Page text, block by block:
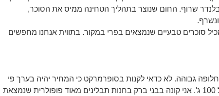
שרוף. החום שנוצר בתהליך הטחינה ממיס את הסוכר,
סוכרים טבעיים שנמצאים בפרי במקור. בתווית אנחנו מחפשים
גבוהה. לא כדאי לקנות בסופרמרקט כי המחיר יהיה בערך פי
חמישה באריזות קטנטנות של 100 ג'. אני קונה בבני ברק בחנות תבלינים מאוד פופולרית שנמצאת